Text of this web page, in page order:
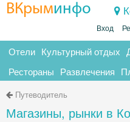
ВКрыминфо
Вход
Отели Культурный отдых
Рестораны Развлечения
Путеводитель
Магазины, рынки в